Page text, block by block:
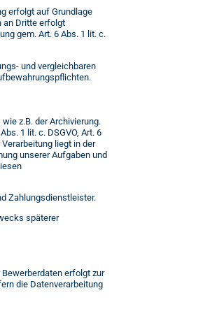
erfolgt auf Grundlage
an Dritte erfolgt
gem. Art. 6 Abs. 1 lit. c.
und vergleichbaren
z.B. der Archivierung.
1 lit. c. DSGVO, Art. 6
liegt in der
unserer Aufgaben und
Zahlungsdienstleister.
späterer
erfolgt zur
die Datenverarbeitung